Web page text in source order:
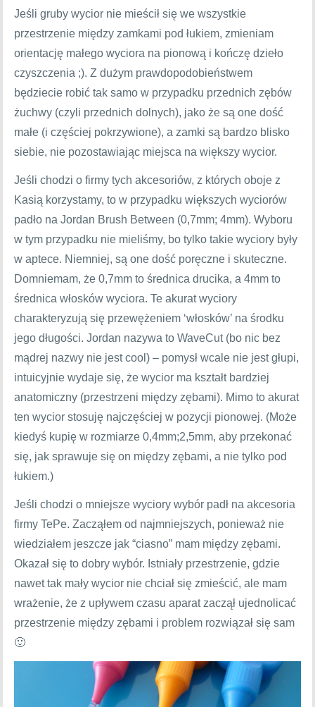
Jeśli gruby wycior nie mieścił się we wszystkie
przestrzenie między zamkami pod łukiem, zmieniam
orientację małego wyciora na pionową i kończę dzieło
czyszczenia ;). Z dużym prawdopodobieństwem
będziecie robić tak samo w przypadku przednich zębów
żuchwy (czyli przednich dolnych), jako że są one dość
małe (i częściej pokrzywione), a zamki są bardzo blisko
siebie, nie pozostawiając miejsca na większy wycior.
Jeśli chodzi o firmy tych akcesoriów, z których oboje z
Kasią korzystamy, to w przypadku większych wyciorów
padło na Jordan Brush Between (0,7mm; 4mm). Wyboru
w tym przypadku nie mieliśmy, bo tylko takie wyciory były
w aptece. Niemniej, są one dość poręczne i skuteczne.
Domniemam, że 0,7mm to średnica drucika, a 4mm to
średnica włosków wyciora. Te akurat wyciory
charakteryzują się przewężeniem ‘włosków’ na środku
jego długości. Jordan nazywa to WaveCut (bo nic bez
mądrej nazwy nie jest cool) – pomysł wcale nie jest głupi,
intuicyjnie wydaje się, że wycior ma kształt bardziej
anatomiczny (przestrzeni między zębami). Mimo to akurat
ten wycior stosuję najczęściej w pozycji pionowej. (Może
kiedyś kupię w rozmiarze 0,4mm;2,5mm, aby przekonać
się, jak sprawuje się on między zębami, a nie tylko pod
łukiem.)
Jeśli chodzi o mniejsze wyciory wybór padł na akcesoria
firmy TePe. Zacząłem od najmniejszych, ponieważ nie
wiedziałem jeszcze jak “ciasno” mam między zębami.
Okazał się to dobry wybór. Istniały przestrzenie, gdzie
nawet tak mały wycior nie chciał się zmieścić, ale mam
wrażenie, że z upływem czasu aparat zaczął ujednolicać
przestrzenie między zębami i problem rozwiązał się sam
🙂